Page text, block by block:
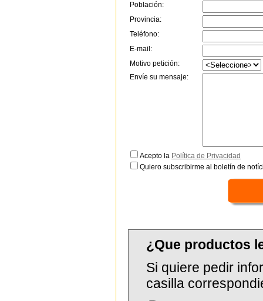
Población:
Provincia:
Teléfono:
E-mail:
Motivo petición:
Envíe su mensaje:
Acepto la Política de Privacidad
Quiero subscribirme al boletín de
¿Que productos
Si quiere pedir
casilla